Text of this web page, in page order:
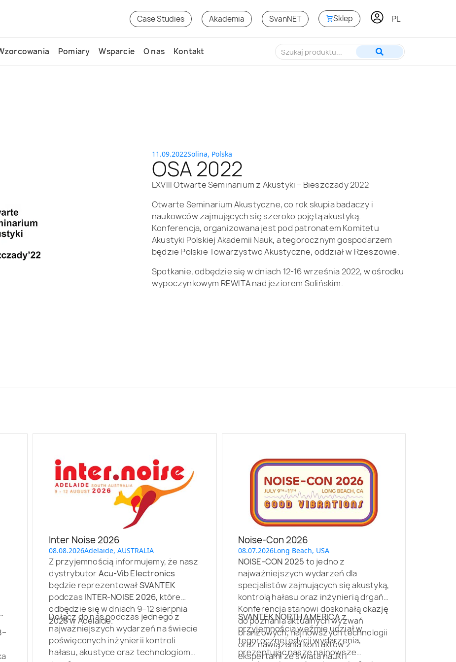
Case Studies Akademia SvanNET Sklep PL
EN
Pomiary Wsparcie O nas Kontakt
11.09.2022Solina, Polska
OSA 2022
LXVIII Otwarte Seminarium z Akustyki – Bieszczady 2022
Otwarte Seminarium Akustyczne, co rok skupia badaczy i
naukowców zajmujących się szeroko pojętą akustyką.
Konferencja, organizowana jest pod patronatem Komitetu
Akustyki Polskiej Akademii Nauk, a tegorocznym gospodarzem
będzie Polskie Towarzystwo Akustyczne, oddział w Rzeszowie.
Spotkanie, odbędzie się w dniach 12-16 września 2022, w ośrodku
wypoczynkowym REWITA nad jeziorem Solińskim.
Inter Noise 2026
08.08.2026Adelaide, AUSTRALIA
Z przyjemnością informujemy, że nasz
dystrybutorAcu-Vib Electronics
będzie reprezentowałSVANTEK
podczas INTER-NOISE 2026, które
odbędzie się w dniach 9–12 sierpnia
2026 w Adelaide.
Dołącz do nas podczas jednego z
najważniejszych wydarzeń na świecie
poświęconych inżynierii kontroli
hałasu, akustyce oraz technologiom
Noise-Con 2026
08.07.2026Long Beach, USA
NOISE-CON 2025 to jedno z
najważniejszych wydarzeń dla
specjalistów zajmujących się akustyką,
kontrolą hałasu oraz inżynierią drgań.
Konferencja stanowi doskonałą okazję
do poznania aktualnych wyzwań
branżowych, najnowszych technologii
oraz nawiązania kontaktów z
ekspertami ze świata nauki i
SVANTEK NORTH AMERICAz
przyjemnością weźmie udział w
tegorocznej edycji wydarzenia,
prezentując nasze najnowsze